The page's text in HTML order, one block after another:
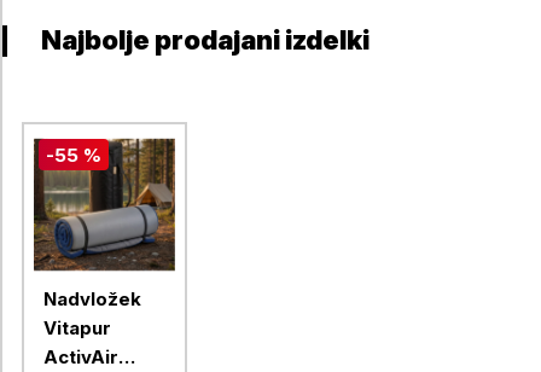
Najbolje prodajani izdelki
-55 %
Nadvložek
Vitapur
ActivAir